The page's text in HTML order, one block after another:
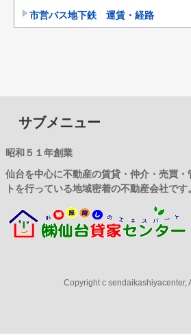
市営バス地下鉄 運賃・経路
サブメニュー
昭和５１年創業
仙台を中心に不動産の賃貸・仲介・売買
トを行っている地域密着の不動産会社です。
Copyright c sendaikashiyacenter,